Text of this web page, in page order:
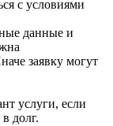
с условиями
данные и
заявку могут
услуги, если
долг.